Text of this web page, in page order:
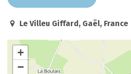
Le Villeu Giffard, Gaël, France
+
−